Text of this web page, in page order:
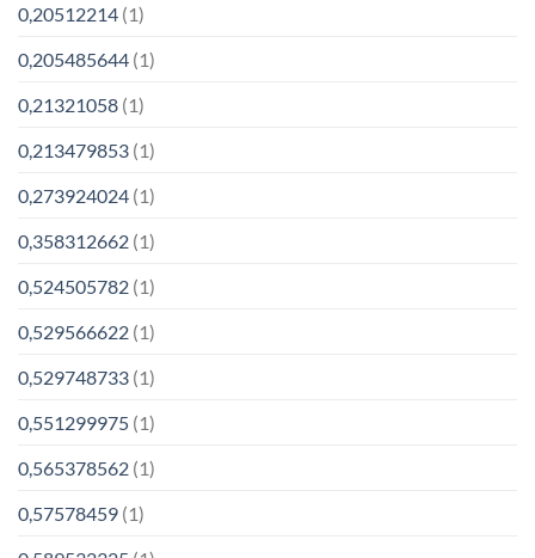
0,20512214 (1)
0,205485644 (1)
0,21321058 (1)
0,213479853 (1)
0,273924024 (1)
0,358312662 (1)
0,524505782 (1)
0,529566622 (1)
0,529748733 (1)
0,551299975 (1)
0,565378562 (1)
0,57578459 (1)